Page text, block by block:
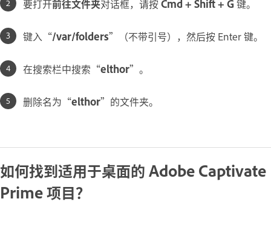
要打开前往文件夹对话框，请按Cmd + Shift + G 键。
键入“/var/folders”（不带引号），然后按 Enter 键。
在搜索栏中搜索“elthor”。
删除名为“elthor”的文件夹。
如何找到适用于桌面的 Adobe Captivate
Prime 项目？